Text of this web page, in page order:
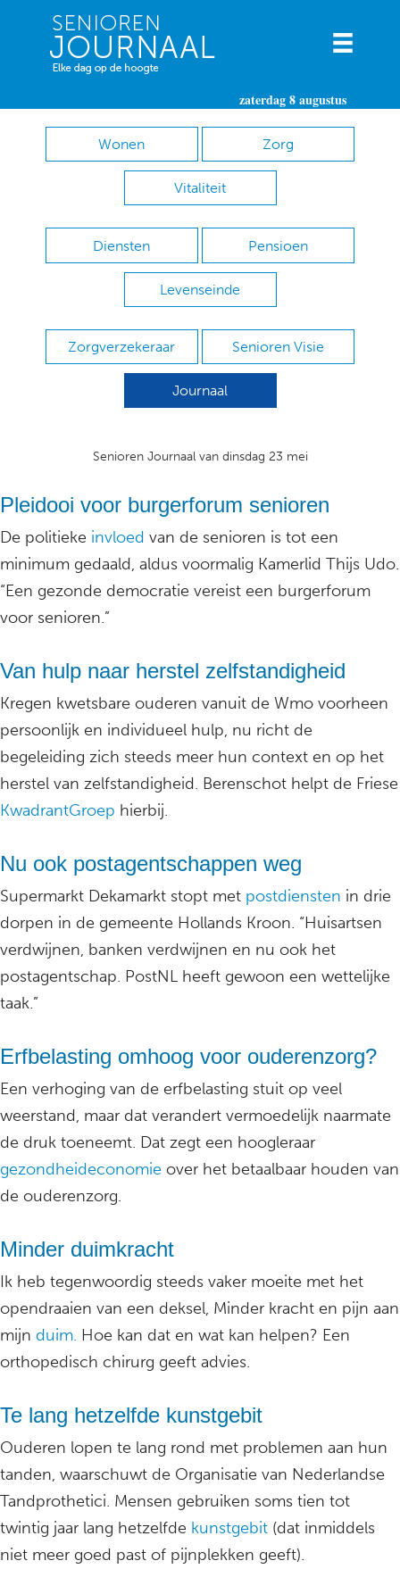
zaterdag 8 augustus
Wonen Zorg
Vitaliteit
Diensten Pensioen
Levenseinde
Zorgverzekeraar Senioren Visie
Journaal
Senioren Journaal van dinsdag 23 mei
Pleidooi voor burgerforum senioren
De politieke invloed van de senioren is tot een
minimum gedaald, aldus voormalig Kamerlid Thijs Udo.
“Een gezonde democratie vereist een burgerforum
voor senioren.”
Van hulp naar herstel zelfstandigheid
Kregen kwetsbare ouderen vanuit de Wmo voorheen
persoonlijk en individueel hulp, nu richt de
begeleiding zich steeds meer hun context en op het
herstel van zelfstandigheid. Berenschot helpt de Friese
KwadrantGroep hierbij.
Nu ook postagentschappen weg
Supermarkt Dekamarkt stopt met postdiensten in drie
dorpen in de gemeente Hollands Kroon. “Huisartsen
verdwijnen, banken verdwijnen en nu ook het
postagentschap. PostNL heeft gewoon een wettelijke
taak.”
Erfbelasting omhoog voor ouderenzorg?
Een verhoging van de erfbelasting stuit op veel
weerstand, maar dat verandert vermoedelijk naarmate
de druk toeneemt. Dat zegt een hoogleraar
gezondheideconomie over het betaalbaar houden van
de ouderenzorg.
Minder duimkracht
Ik heb tegenwoordig steeds vaker moeite met het
opendraaien van een deksel, Minder kracht en pijn aan
mijn duim. Hoe kan dat en wat kan helpen? Een
orthopedisch chirurg geeft advies.
Te lang hetzelfde kunstgebit
Ouderen lopen te lang rond met problemen aan hun
tanden, waarschuwt de Organisatie van Nederlandse
Tandprothetici. Mensen gebruiken soms tien tot
twintig jaar lang hetzelfde kunstgebit (dat inmiddels
niet meer goed past of pijnplekken geeft).